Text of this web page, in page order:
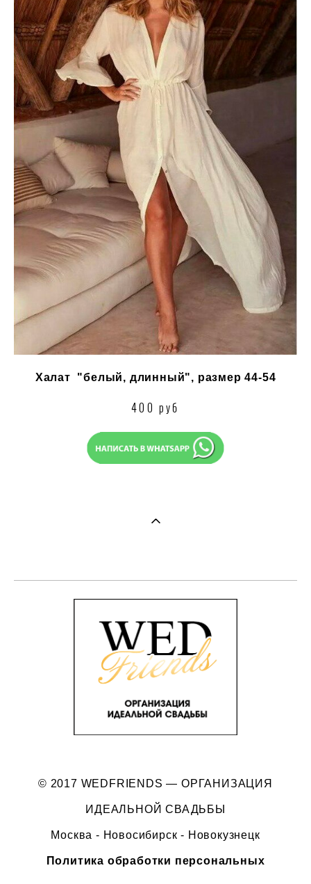
Халат "белый, длинный", размер 44-54
400 руб
© 2017 WEDFRIENDS — ОРГАНИЗАЦИЯ
ИДЕАЛЬНОЙ СВАДЬБЫ
Москва - Новосибирск - Новокузнецк
Политика обработки персональных